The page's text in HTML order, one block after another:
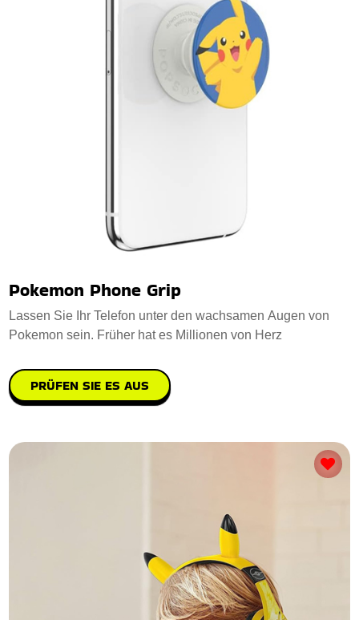
Pokemon Phone Grip
Lassen Sie Ihr Telefon unter den wachsamen Augen von
Pokemon sein. Früher hat es Millionen von Herz
PRÜFEN SIE ES AUS